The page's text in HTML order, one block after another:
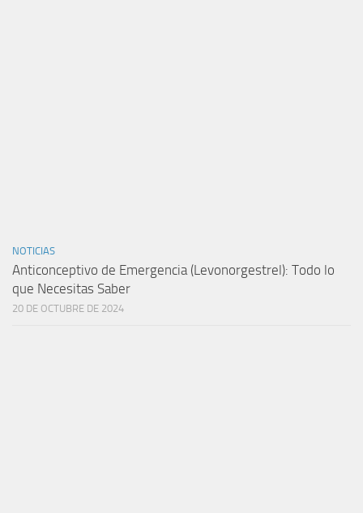
NOTICIAS
Anticonceptivo de Emergencia (Levonorgestrel): Todo lo
que Necesitas Saber
20 DE OCTUBRE DE 2024